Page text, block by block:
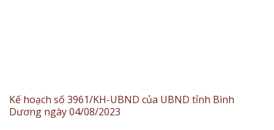
Kế hoạch số 3961/KH-UBND của UBND tỉnh Bình
Dương ngày 04/08/2023